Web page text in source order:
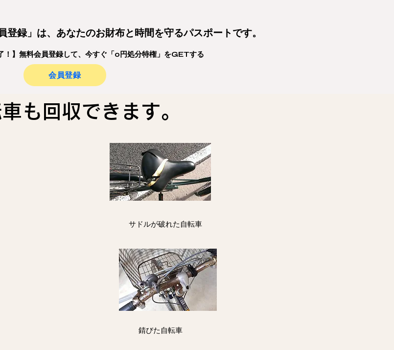
登録」は、あなたのお財布と時間を守るパスポートです。
】無料会員登録して、今すぐ「0円処分特権」をGETする
会員登録
車も回収できます。
サドルが破れた自転車
錆びた自転車